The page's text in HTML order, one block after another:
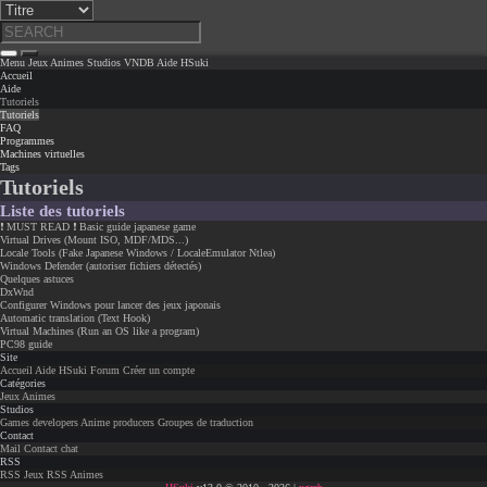
Menu Jeux Animes Studios VNDB Aide HSuki
Accueil
Aide
Tutoriels
Tutoriels
FAQ
Programmes
Machines virtuelles
Tags
Tutoriels
Liste des tutoriels
❗ MUST READ ❗ Basic guide japanese game
Virtual Drives (Mount ISO, MDF/MDS...)
Locale Tools (Fake Japanese Windows / LocaleEmulator Ntlea)
Windows Defender (autoriser fichiers détectés)
Quelques astuces
DxWnd
Configurer Windows pour lancer des jeux japonais
Automatic translation (Text Hook)
Virtual Machines (Run an OS like a program)
PC98 guide
Site
Accueil Aide HSuki Forum Créer un compte
Catégories
Jeux Animes
Studios
Games developers Anime producers Groupes de traduction
Contact
Mail Contact chat
RSS
RSS Jeux RSS Animes